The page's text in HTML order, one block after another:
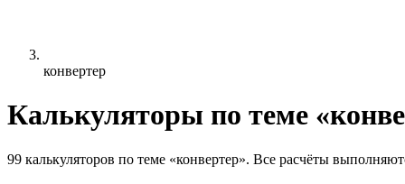
конвертер
Калькуляторы по теме
99 калькуляторов по теме «конвертер». Все расчёты